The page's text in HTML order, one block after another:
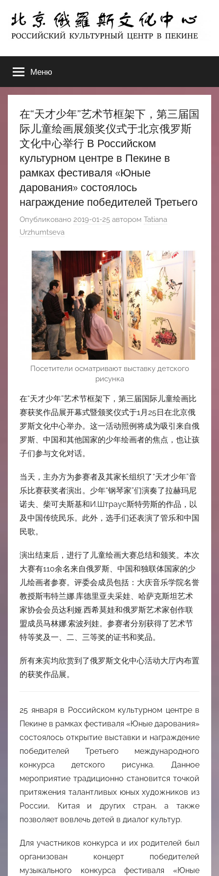
содержимому
北
京
俄
罗
斯
文
化
中
ЦЕНТР
В
ПЕКИНЕ
Меню
在“天才少年”艺术节框架下，第三届国
际儿童绘画展颁奖仪式于北京俄罗斯
文化中心举行 В Российском
культурном центре в Пекине в
рамках фестиваля «Юные
дарования» состоялось
награждение победителей Третьего
Опубликовано 2019-01-25 автором Tatiana
Urzhumtseva
Посетители осматривают выставку детского
рисунка
在“天才少年”艺术节框架下，第三届国际儿童绘画比
赛获奖作品展开幕式暨颁奖仪式于1月25日在北京俄
罗斯文化中心举办。这一活动照例将成为吸引来自俄
罗斯、中国和其他国家的少年绘画者的焦点，也让孩
子们参与文化对话。
当天，主办方为参赛者及其家长组织了“天才少年”音
乐比赛获奖者演出。少年“钢琴家”们演奏了拉赫玛尼
诺夫、柴可夫斯基和И.Штраус斯特劳斯的作品，以
及中国传统民乐。此外，选手们还表演了管乐和中国
民歌。
演出结束后，进行了儿童绘画大赛总结和颁奖。本次
大赛有110余名来自俄罗斯、中国和独联体国家的少
儿绘画者参赛。评委会成员包括：大庆音乐学院名誉
教授斯韦特兰娜.库德里亚夫采娃、哈萨克斯坦艺术
家协会会员达利娅.西希莫娃和俄罗斯艺术家创作联
盟成员马林娜.索波列娃。参赛者分别获得了艺术节
特等奖及一、二、三等奖的证书和奖品。
所有来宾均欣赏到了俄罗斯文化中心活动大厅内布置
的获奖作品展。
25 января в Российском культурном центре в
Пекине в рамках фестиваля «Юные дарования»
состоялось открытие выставки и награждение
победителей Третьего международного
конкурса детского рисунка. Данное
мероприятие традиционно становится точкой
притяжения талантливых юных художников из
России, Китая и других стран, а также
позволяет вовлечь детей в диалог культур.
Для участников конкурса и их родителей был
организован концерт победителей
музыкального конкурса фестиваля «Юные